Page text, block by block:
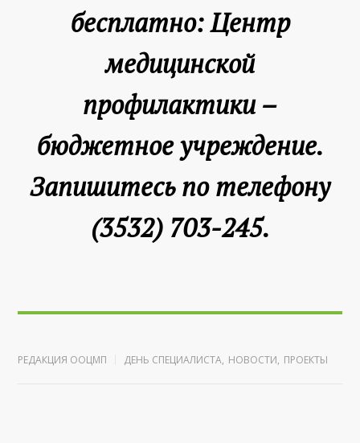
бесплатно: Центр
медицинской
профилактики –
бюджетное учреждение.
Запишитесь по телефону
(3532) 703-245.
РЕДАКЦИЯ ООЦМП ДЕНЬ СПЕЦИАЛИСТА, НОВОСТИ, ПРОЕКТЫ